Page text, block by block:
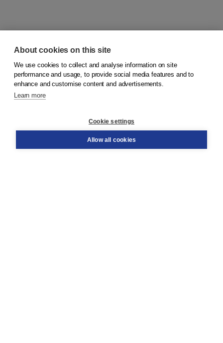
© 2026Koninklijke Boom uitgevers
Order
About cookies on this site
We use cookies to collect and analyse information on site
performance and usage, to provide social media features and to
enhance and customise content and advertisements.
Learn more
Cookie settings
Allow all cookies